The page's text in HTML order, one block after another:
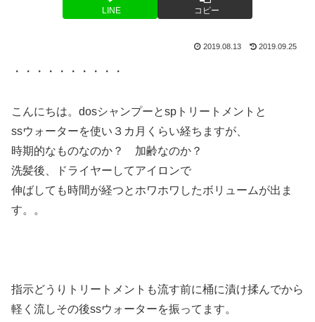
LINE コピー
2019.08.13 2019.09.25
・・・・・・・・・・
こんにちは。dosシャンプーとspトリートメントと
ssウォーターを使い３カ月くらい経ちますが、
時期的なものなのか？ 加齢なのか？
洗髪後、ドライヤーしてアイロンで
伸ばしても時間が経つとホワホワしたボリュームが出ま
す。。
指示どうりトリートメントも流す前に桶に漬け揉んでから
軽く流しその後ssウォーターを振ってます。